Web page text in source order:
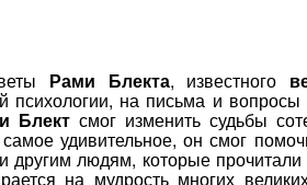
Рами Блекта, известного
психологии, на письма и вопросы
Блект смог изменить судьбы
удивительное, он смог
людям, которые прочитали
на мудрость многих